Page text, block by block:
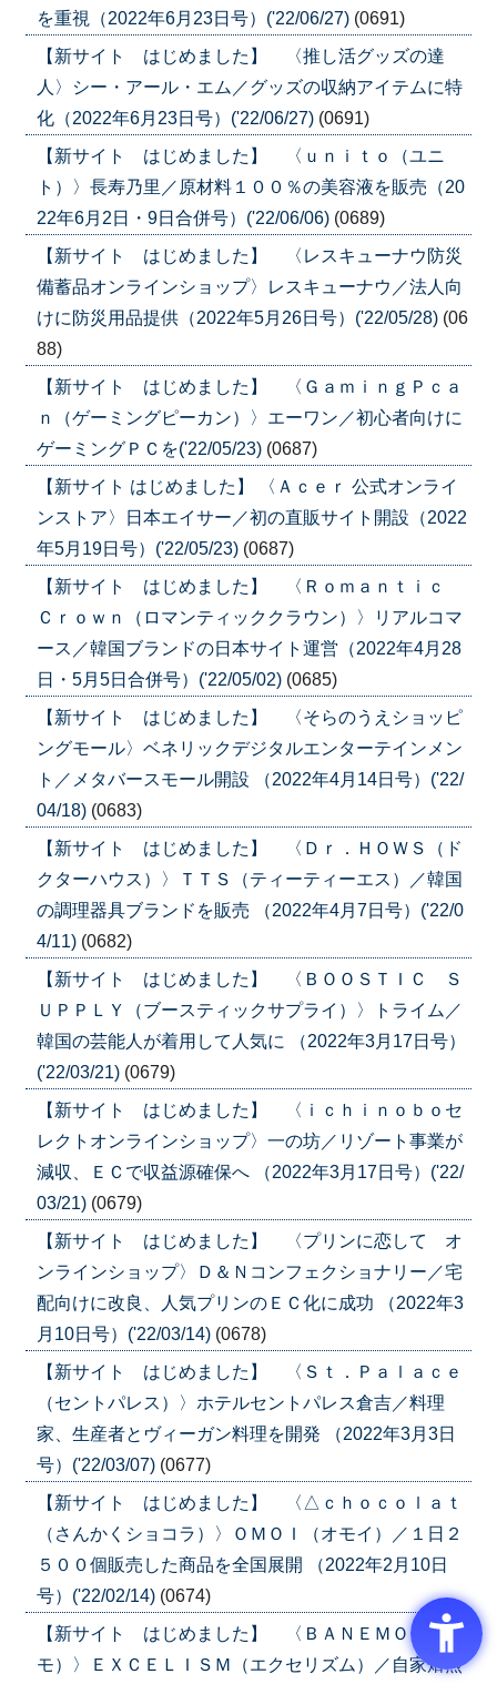
を重視（2022年6月23日号）('22/06/27) (0691)
【新サイト はじめました】 〈推し活グッズの達
人〉シー・アール・エム／グッズの収納アイテムに特
化（2022年6月23日号）('22/06/27) (0691)
【新サイト はじめました】 〈ｕｎｉｔｏ（ユニ
ト）〉長寿乃里／原材料１００％の美容液を販売（20
22年6月2日・9日合併号）('22/06/06) (0689)
【新サイト はじめました】 〈レスキューナウ防災
備蓄品オンラインショップ〉レスキューナウ／法人向
けに防災用品提供（2022年5月26日号）('22/05/28) (06
88)
【新サイト はじめました】 〈ＧａｍｉｎｇＰｃａ
ｎ（ゲーミングピーカン）〉エーワン／初心者向けに
ゲーミングＰＣを('22/05/23) (0687)
【新サイト はじめました】 〈Ａｃｅｒ 公式オンライ
ンストア〉日本エイサー／初の直販サイト開設（2022
年5月19日号）('22/05/23) (0687)
【新サイト はじめました】 〈Ｒｏｍａｎｔｉｃ
Ｃｒｏｗｎ（ロマンティッククラウン）〉リアルコマ
ース／韓国ブランドの日本サイト運営（2022年4月28
日・5月5日合併号）('22/05/02) (0685)
【新サイト はじめました】 〈そらのうえショッピ
ングモール〉ベネリックデジタルエンターテインメン
ト／メタバースモール開設 （2022年4月14日号）('22/
04/18) (0683)
【新サイト はじめました】 〈Ｄｒ．ＨＯＷＳ（ド
クターハウス）〉ＴＴＳ（ティーティーエス）／韓国
の調理器具ブランドを販売 （2022年4月7日号）('22/0
4/11) (0682)
【新サイト はじめました】 〈ＢＯＯＳＴＩＣ Ｓ
ＵＰＰＬＹ（ブースティックサプライ）〉トライム／
韓国の芸能人が着用して人気に （2022年3月17日号）
('22/03/21) (0679)
【新サイト はじめました】 〈ｉｃｈｉｎｏｂｏセ
レクトオンラインショップ〉一の坊／リゾート事業が
減収、ＥＣで収益源確保へ （2022年3月17日号）('22/
03/21) (0679)
【新サイト はじめました】 〈プリンに恋して オ
ンラインショップ〉Ｄ＆Ｎコンフェクショナリー／宅
配向けに改良、人気プリンのＥＣ化に成功 （2022年3
月10日号）('22/03/14) (0678)
【新サイト はじめました】 〈Ｓｔ．Ｐａｌａｃｅ
（セントパレス）〉ホテルセントパレス倉吉／料理
家、生産者とヴィーガン料理を開発 （2022年3月3日
号）('22/03/07) (0677)
【新サイト はじめました】 〈△ｃｈｏｃｏｌａｔ
（さんかくショコラ）〉ＯＭＯＩ（オモイ）／１日２
５００個販売した商品を全国展開 （2022年2月10日
号）('22/02/14) (0674)
【新サイト はじめました】 〈ＢＡＮＥＭＯ（バネ
モ）〉ＥＸＣＥＬＩＳＭ（エクセリズム）／自家焙煎